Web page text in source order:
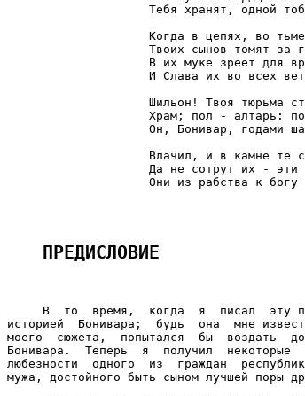
Тебя хранят, одной
Когда в цепях, во
Твоих сынов томят за
В их муке зреет для
И Слава их во всех
Шильон! Твоя тюрьма
Храм; пол - алтарь:
Он, Бонивар, годами
Влачил, и в камне те
Да не сотрут их - эти
Они из рабства к богу
ПРЕДИСЛОВИЕ
В  то  время,  когда  я  писал  эту
историей  Бонивара;  будь  она  мне
моего  сюжета,  попытался  бы  воздать
Бонивара.  Теперь  я  получил  некоторые
любезности  одного  из  граждан
мужа, достойного быть сыном лучшей поры